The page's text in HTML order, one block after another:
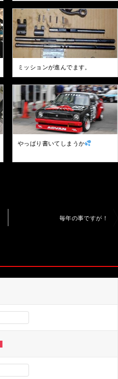
ミッションが進んでます。
やっぱり書いてしまうか
毎年の事ですが！